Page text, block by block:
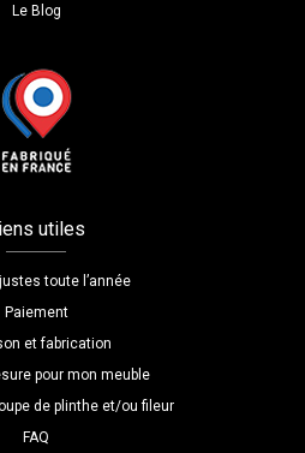
Le Blog
utiles
toute l’année
Paiement
et fabrication
pour mon meuble
de plinthe et/ou fileur
FAQ